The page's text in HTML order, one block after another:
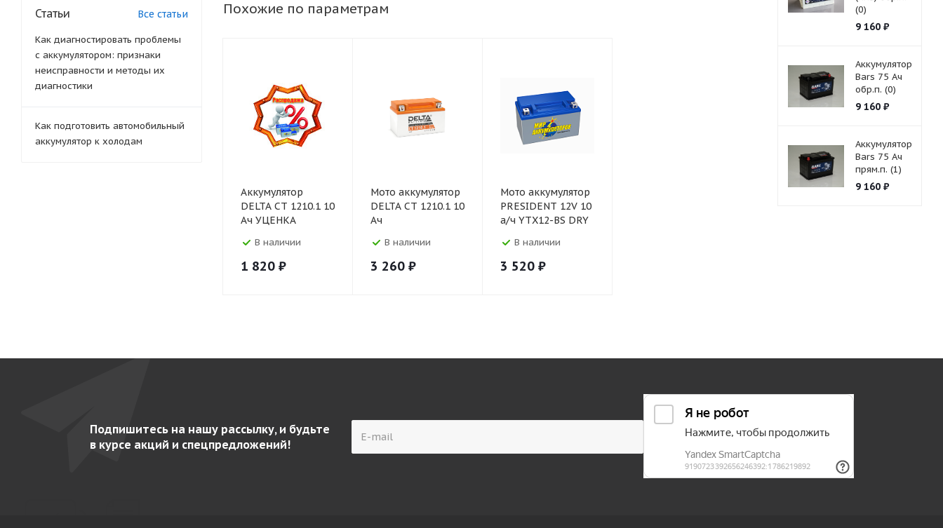
Похожие по параметрам
Аккумулятор
DELTA CT 1210.1 10
Ач УЦЕНКА
В наличии
1 820 ₽
Мото аккумулятор
DELTA CT 1210.1 10
Ач
В наличии
3 260 ₽
Мото аккумулятор
PRESIDENT 12V 10
а/ч YTX12-BS DRY
В наличии
3 520 ₽
(0)
9 160₽
Аккумулятор
Bars 75 Ач
обр.п. (0)
9 160₽
Аккумулятор
Bars 75 Ач
прям.п. (1)
9 160₽
Статьи Все статьи
Как диагностировать проблемы
с аккумулятором: признаки
неисправности и методы их
диагностики
Как подготовить автомобильный
аккумулятор к холодам
Подпишитесь на нашу рассылку, и будьте
в курсе акций и спецпредложений!